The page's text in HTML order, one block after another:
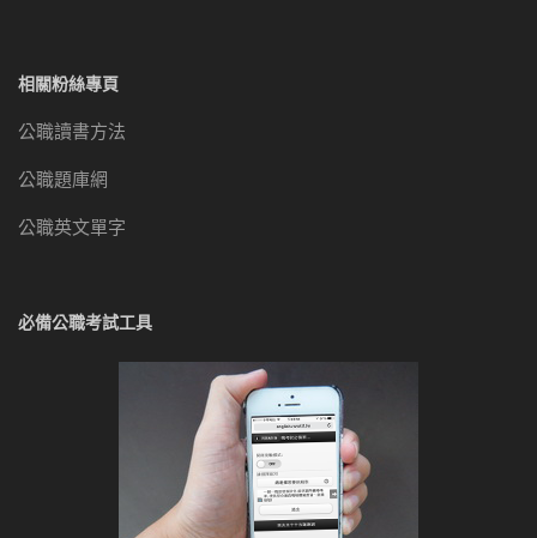
相關粉絲專頁
公職讀書方法
公職題庫網
公職英文單字
必備公職考試工具